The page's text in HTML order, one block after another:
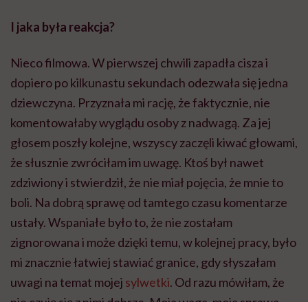
I jaka była reakcja?
Nieco filmowa. W pierwszej chwili zapadła cisza i
dopiero po kilkunastu sekundach odezwała się jedna
dziewczyna. Przyznała mi rację, że faktycznie, nie
komentowałaby wyglądu osoby z nadwagą. Za jej
głosem poszły kolejne, wszyscy zaczęli kiwać głowami,
że słusznie zwróciłam im uwagę. Ktoś był nawet
zdziwiony i stwierdził, że nie miał pojęcia, że mnie to
boli. Na dobrą sprawę od tamtego czasu komentarze
ustały. Wspaniałe było to, że nie zostałam
zignorowana i może dzięki temu, w kolejnej pracy, było
mi znacznie łatwiej stawiać granice, gdy słyszałam
uwagi na temat mojej sylwetki. Od razu mówiłam, że